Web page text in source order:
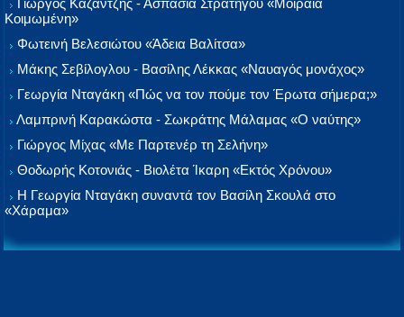
Γιώργος Καζαντζής - Ασπασία Στρατηγού «Μοιραία
Κοιμωμένη»
Φωτεινή Βελεσιώτου «Άδεια Βαλίτσα»
Μάκης Σεβίλογλου - Βασίλης Λέκκας «Ναυαγός μονάχος»
Γεωργία Νταγάκη «Πώς να τον πούμε τον Έρωτα σήμερα;»
Λαμπρινή Καρακώστα - Σωκράτης Μάλαμας «Ο ναύτης»
Γιώργος Μίχας «Με Παρτενέρ τη Σελήνη»
Θοδωρής Κοτονιάς - Βιολέτα Ίκαρη «Εκτός Χρόνου»
Η Γεωργία Νταγάκη συναντά τον Βασίλη Σκουλά στο
«Χάραμα»